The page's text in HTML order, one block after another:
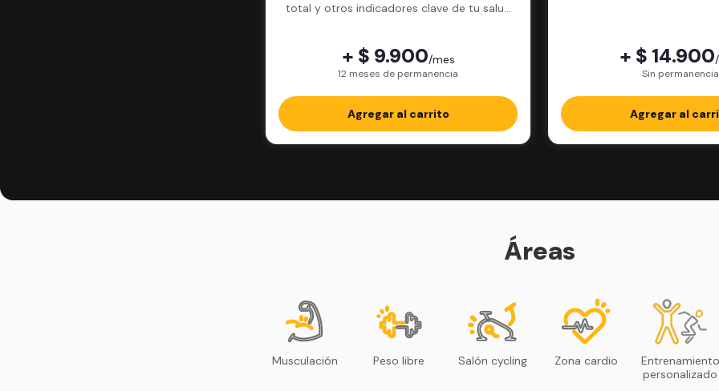
total y otros indicadores clave de tu salud
+ $ 9.900/mes
12 meses de permanencia
Agregar al carrito
+ $ 14.900
Sin permanencia
Agregar al
Áreas
Musculación Peso libre Salón cycling Zona cardio
Entrenamiento
personalizado